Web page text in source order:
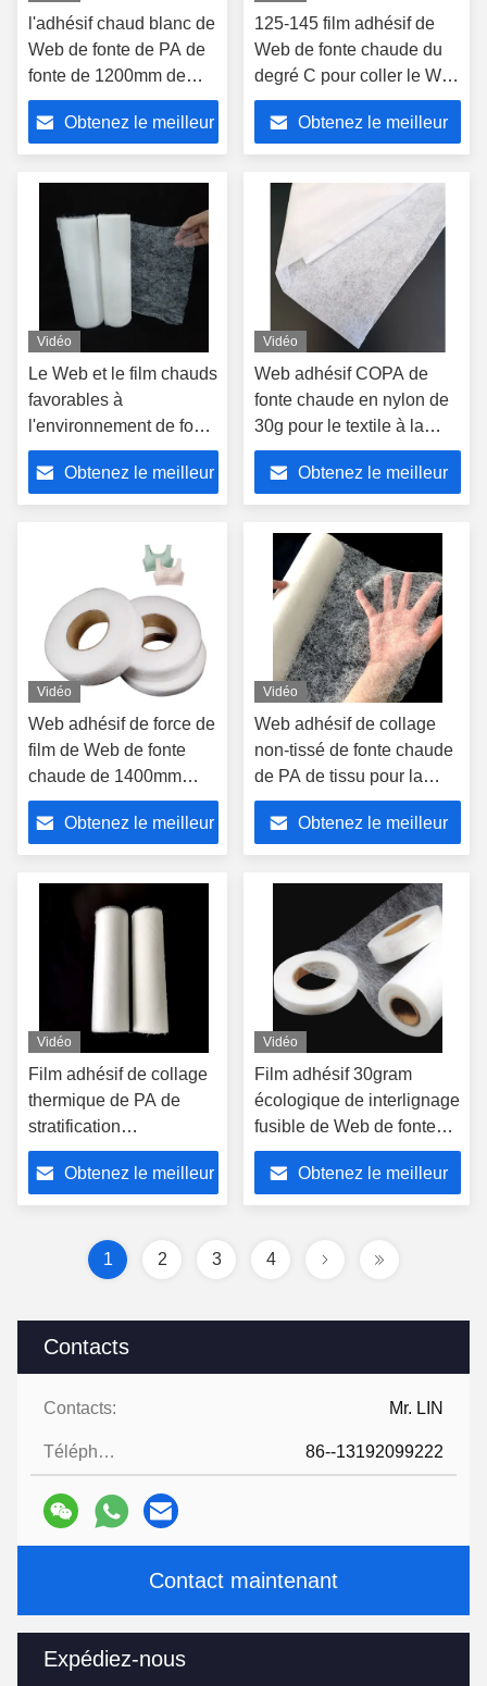
Contacts
Contacts: Mr. LIN
Téléphone: 86--13192099222
Contact maintenant
Expédiez-nous
l'adhésif chaud blanc de
Web de fonte de PA de
fonte de 1200mm de
bande chaude de colle a
adapté aux besoins du
client
Obtenez le meilleur
125-145 film adhésif de
Web de fonte chaude du
degré C pour coller le Web
blanc chaud de fonte
d'adhérence forte
Obtenez le meilleur
Vidéo
Le Web et le film chauds
favorables à
l'environnement de fonte
de PA pour l'aucun
cousent le collage
Obtenez le meilleur
Vidéo
Web adhésif COPA de
fonte chaude en nylon de
30g pour le textile à la
maison en cuir intérieur
des véhicules à moteur
Obtenez le meilleur
Vidéo
Web adhésif de force de
film de Web de fonte
chaude de 1400mm
pour des applications
adaptées aux besoins
du client
Obtenez le meilleur
Vidéo
Web adhésif de collage
non-tissé de fonte chaude
de PA de tissu pour la
stratification de vêtement
Obtenez le meilleur
Vidéo
Film adhésif de collage
thermique de PA de
stratification
d'habillement de tissu
de Web de fonte chaude
Obtenez le meilleur
Vidéo
Film adhésif 30gram
écologique de interlignage
fusible de Web de fonte
chaude de polyamide
Obtenez le meilleur
1 2 3 4